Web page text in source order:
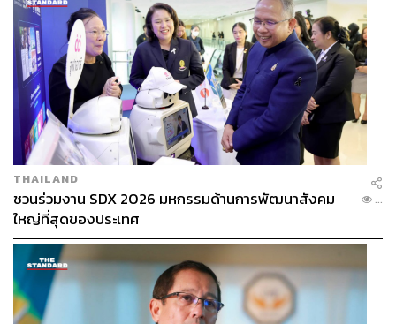
THAILAND
ชวนร่วมงาน SDX 2026 มหกรรมด้านการพัฒนาสังคม
ใหญ่ที่สุดของประเทศ
...